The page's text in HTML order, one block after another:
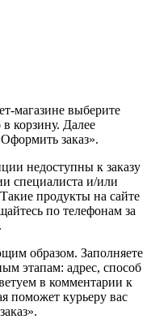
магазине выберите
корзину. Далее
заказ».
недоступны к заказу
специалиста и/или
продукты на сайте
по телефонам за
образом. Заполняете
этапам: адрес, способ
в комментарии к
поможет курьеру вас